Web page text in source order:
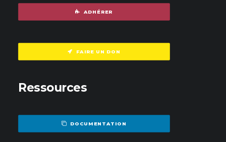
ADHÉRER
FAIRE UN DON
Ressources
DOCUMENTATION